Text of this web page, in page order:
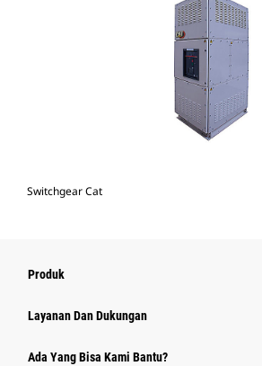
Switchgear Cat
Produk
Layanan Dan Dukungan
Ada Yang Bisa Kami Bantu?